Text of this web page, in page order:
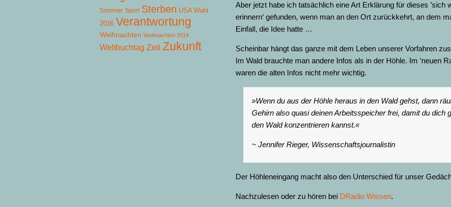
Aber jetzt habe ich tatsächlich eine Art Erklärung für dieses ’sich
erinnern‘ gefunden, wenn man an den Ort zurückkehrt, an dem
Einfall, die Idee hatte …
Scheinbar hängt das ganze mit dem Leben unserer Vorfahren
Im Wald brauchte man andere Infos als in der Höhle. Im ’neuen
waren die alten Infos nicht mehr wichtig.
»Wenn du aus der Höhle heraus in den Wald gehst, dann
Gehirn also quasi deinen Arbeitsspeicher frei, damit du dich
den Wald konzentrieren kannst.«
~ Jennifer Rieger, Wissenschaftsjournalistin
Der Höhleneingang macht also den Unterschied für unser
Nachzulesen oder zu hören bei DRadio Wissen.
Sommer Sport Sterben USA Wahl
2016 Verantwortung
Weihnachten Weihnachten 2014
Weltbuchtag Zeit Zukunft